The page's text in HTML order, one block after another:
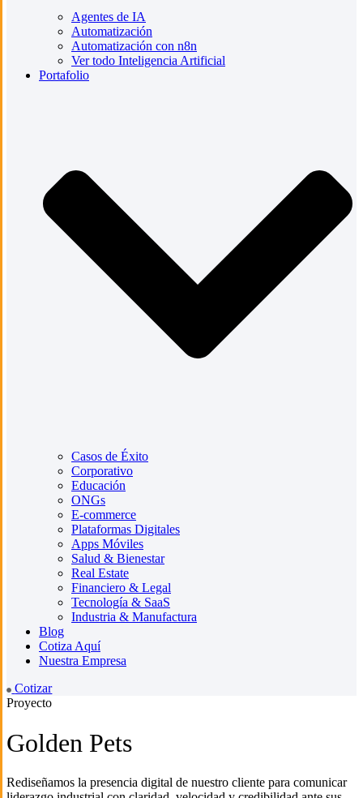
Agentes de IA
Automatización
Automatización con n8n
Ver todo Inteligencia Artificial
Portafolio
Casos de Éxito
Corporativo
Educación
ONGs
E-commerce
Plataformas Digitales
Apps Móviles
Salud & Bienestar
Real Estate
Financiero & Legal
Tecnología & SaaS
Industria & Manufactura
Blog
Cotiza Aquí
Nuestra Empresa
Cotizar
Proyecto
Golden Pets
Rediseñamos la presencia digital de nuestro cliente para comunicar